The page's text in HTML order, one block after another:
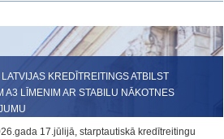
LATVIJAS KREDĪTREITINGS ATBILST
A3 LĪMENIM AR STABILU NĀKOTNES
17.jūlijā, starptautiskā kredītreitingu